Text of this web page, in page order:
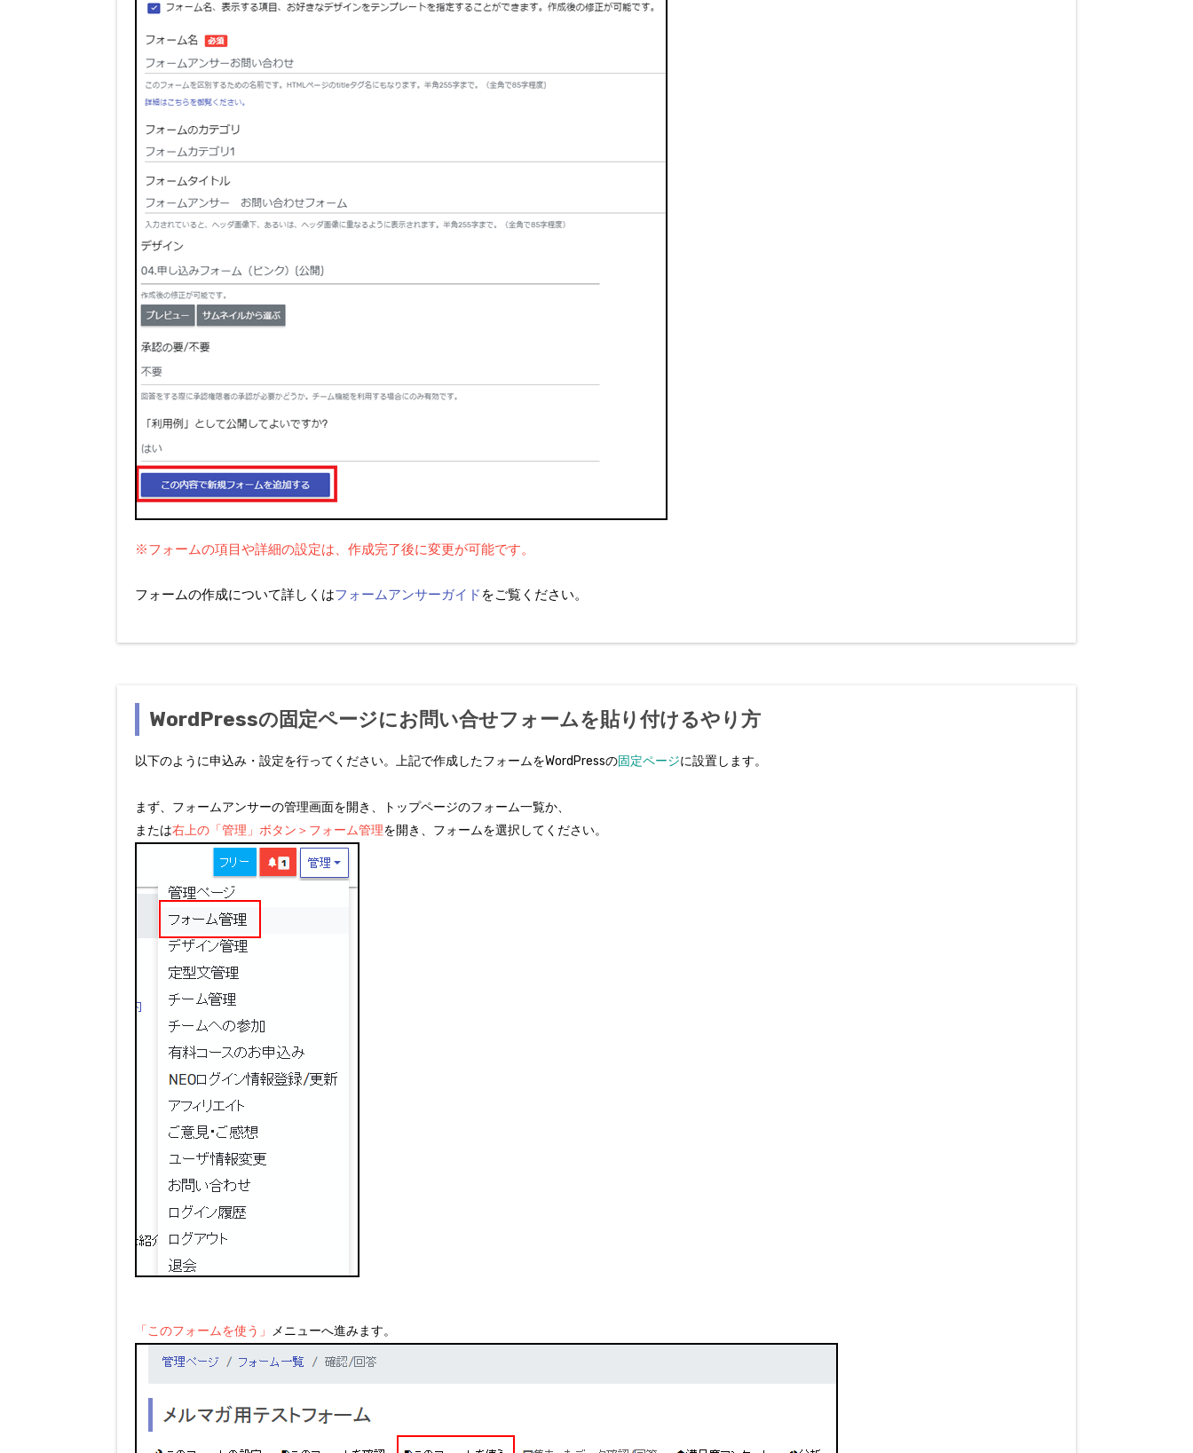
※フォームの項目や詳細の設定は、作成完了後に変更が可能です。
フォームの作成について詳しくはフォームアンサーガイド をご覧ください。
WordPressの固定ページにお問い合せフォームを貼り付けるやり方
以下のように申込み・設定を行ってください。上記で作成したフォームをWordPressの固定ページに設置します。
まず、フォームアンサーの管理画面を開き、トップページのフォーム一覧か、
または右上の「管理」ボタン＞フォーム管理を開き、フォームを選択してください。
「このフォームを使う」 メニューへ進みます。